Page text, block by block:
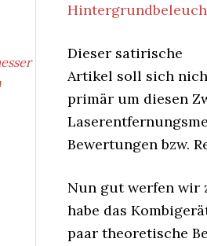
Dieser satirische
Artikel soll sich
primär um diesen
Bewertungen bzw.
Nun gut werfen wir
habe das
paar theoretische